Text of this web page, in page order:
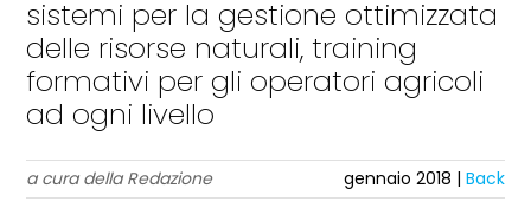
sistemi per la gestione ottimizzata
delle risorse naturali, training
formativi per gli operatori agricoli
ad ogni livello
a cura della Redazione gennaio 2018 | Back